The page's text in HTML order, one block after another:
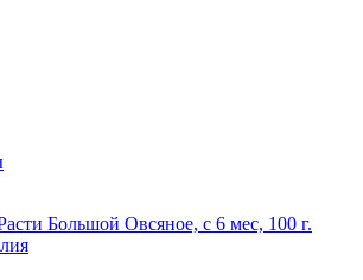
Большой Овсяное, с 6 мес, 100 г.